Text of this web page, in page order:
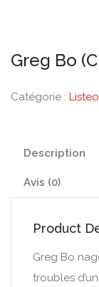
Greg Bo
Catégorie :
Description
Avis (0)
Product
Greg Bo
troubles